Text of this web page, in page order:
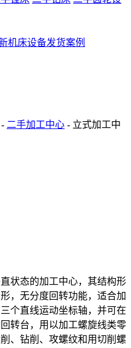
机床设备发货案例
- 二手加工中心 - 立式加工中
态的加工中心，其结构形
，无分度回转功能，适合加
个直线运动坐标轴，并可在
转台，用以加工螺旋线类零
、钻削、攻螺纹和用切削螺